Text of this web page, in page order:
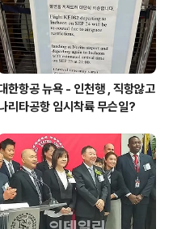
한항공 뉴욕 - 인천행 , 직항않고
리타공항 임시착륙 무슨일?